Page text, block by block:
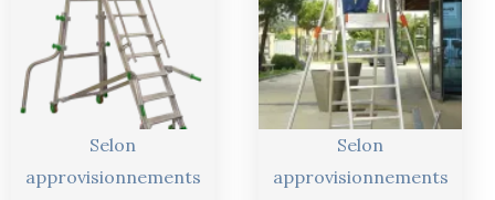
Selon
approvisionnements
est :
2208,00 €.
Selon
approvisionnements
était :
779,00 €.
est :
740,00 €.